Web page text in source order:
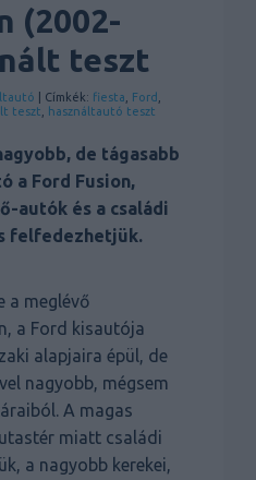
(2002-
teszt
| Címkék: fiesta Ford
teszt használtautó teszt
de tágasabb
a Ford Fusion,
autók és a családi
felfedezhetjük.
a meglévő
a Ford kisautója
alapjaira épül, de
nagyobb, mégsem
A magas
miatt családi
a nagyobb kerekei,